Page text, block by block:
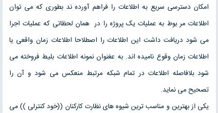
امکان دسترسی سریع به اطلاعات را فراهم آورده ند بطوری که می توان
اطلاعات مر بوط به عملیات یک پروژه را در همان لحظاتی که عملیات اجرا
می شود دریافت داشت این اطلاعات را اصطلاحا اطلاعات زمان واقعی یا
اطلاعات زمان وقوع نامیده اند. به عغنوان نمونه اطلاعات بلیط فروخته می
شود بلافاصله اطلاعات در تمام شبکه مرتبط منعکس می شود و آن را
تصحیح می نماید.
یکی از بهترین و مناسب ترین شیوه های نظارت کارکنان ((خود کنترلی )) می